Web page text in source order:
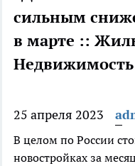
сильным
в марте ::
Недвижимость
25 апреля 2023
В целом по России
новостройках за